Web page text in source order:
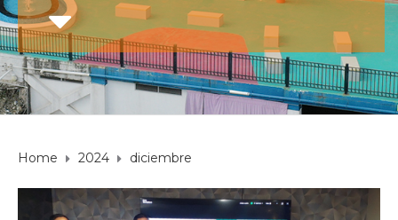
Home 2024 diciembre